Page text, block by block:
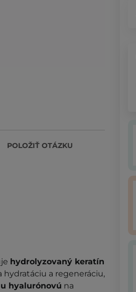
POLOŽIŤ OTÁZKU
hydrolyzovaný keratín
hydratáciu a regeneráciu,
hyalurónovú na